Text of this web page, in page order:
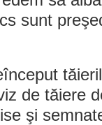
sunt
de tăiere
şi